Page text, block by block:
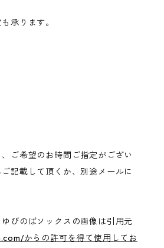
承ります。
ご希望のお時間ご指定がござい
記載して頂くか、別途メールに
びのばソックスの画像は引用元
からの許可を得て使用してお